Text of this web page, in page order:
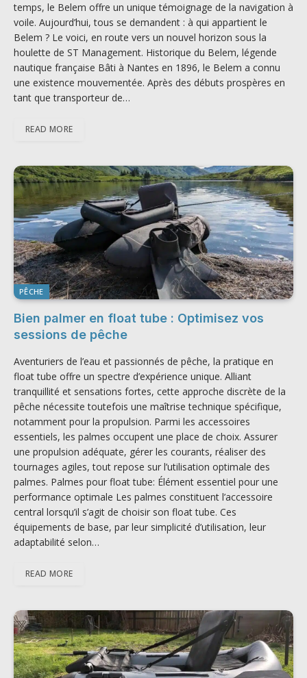
temps, le Belem offre un unique témoignage de la navigation à
voile. Aujourd’hui, tous se demandent : à qui appartient le
Belem ? Le voici, en route vers un nouvel horizon sous la
houlette de ST Management. Historique du Belem, légende
nautique française Bâti à Nantes en 1896, le Belem a connu
une existence mouvementée. Après des débuts prospères en
tant que transporteur de…
READ MORE
PÊCHE
Bien palmer en float tube : Optimisez vos
sessions de pêche
Aventuriers de l’eau et passionnés de pêche, la pratique en
float tube offre un spectre d’expérience unique. Alliant
tranquillité et sensations fortes, cette approche discrète de la
pêche nécessite toutefois une maîtrise technique spécifique,
notamment pour la propulsion. Parmi les accessoires
essentiels, les palmes occupent une place de choix. Assurer
une propulsion adéquate, gérer les courants, réaliser des
tournages agiles, tout repose sur l’utilisation optimale des
palmes. Palmes pour float tube: Élément essentiel pour une
performance optimale Les palmes constituent l’accessoire
central lorsqu’il s’agit de choisir son float tube. Ces
équipements de base, par leur simplicité d’utilisation, leur
adaptabilité selon…
READ MORE